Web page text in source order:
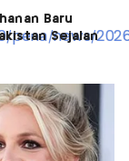
Baru
Sejalan